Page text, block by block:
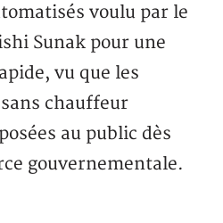
voulu par le
Sunak pour une
vu que les
chauffeur
au public dès
gouvernementale.